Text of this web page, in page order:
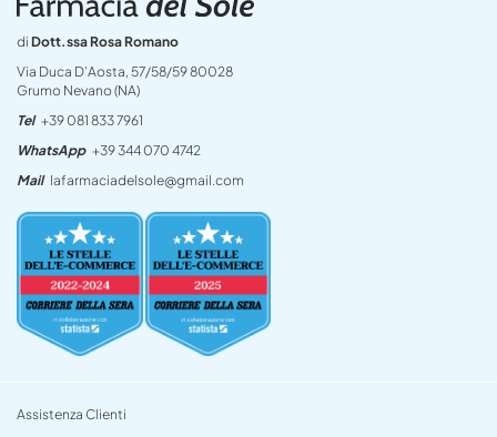
di Dott.ssa Rosa Romano
Via Duca D’Aosta, 57/58/59 80028
Grumo Nevano (NA)
Tel +39 081 833 7961
WhatsApp +39 344 070 4742
Mail lafarmaciadelsole@gmail.com
Assistenza Clienti